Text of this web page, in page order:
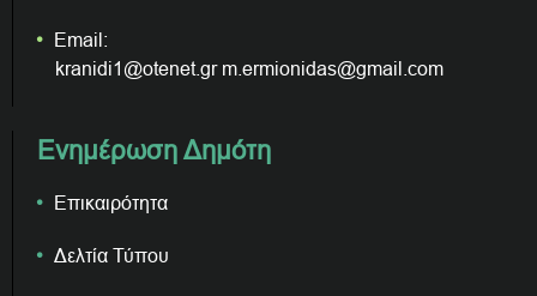
Email:
kranidi1@otenet.gr m.ermionidas@gmail.com
Ενημέρωση Δημότη
Επικαιρότητα
Δελτία Τύπου